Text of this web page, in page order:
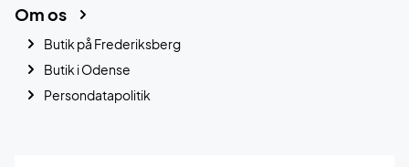
Om os
Butik på Frederiksberg
Butik i Odense
Persondatapolitik